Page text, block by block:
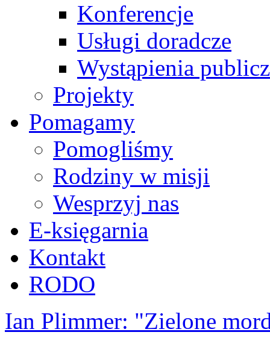
Konferencje
Usługi doradcze
Wystąpienia
Projekty
Pomagamy
Pomogliśmy
Rodziny w misji
Wesprzyj nas
E-księgarnia
Kontakt
RODO
Ian Plimmer: "Zielone